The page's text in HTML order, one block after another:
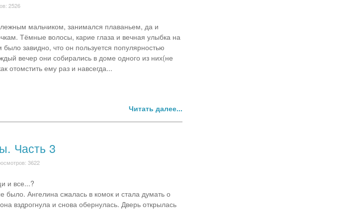
2526
мальчиком, занимался плаваньем, да и
Тёмные волосы, карие глаза и вечная улыбка на
завидно, что он пользуется популярностью
вечер они собирались в доме одного из них(не
отомстить ему раз и навсегда...
Читать далее...
Часть 3
3622
и все...?
было. Ангелина сжалась в комок и стала думать о
вздрогнула и снова обернулась. Дверь открылась